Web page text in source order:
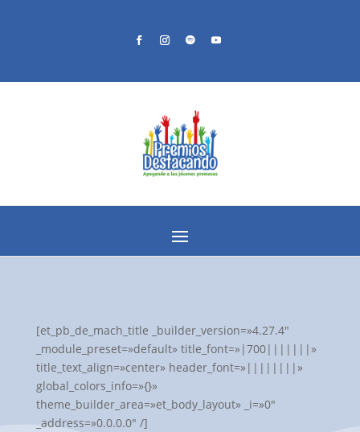
[et_pb_de_mach_title _builder_version=»4.27.4″
_module_preset=»default» title_font=»|700|||||||»
title_text_align=»center» header_font=»||||||||»
global_colors_info=»{}»
theme_builder_area=»et_body_layout» _i=»0″
_address=»0.0.0.0″ /]